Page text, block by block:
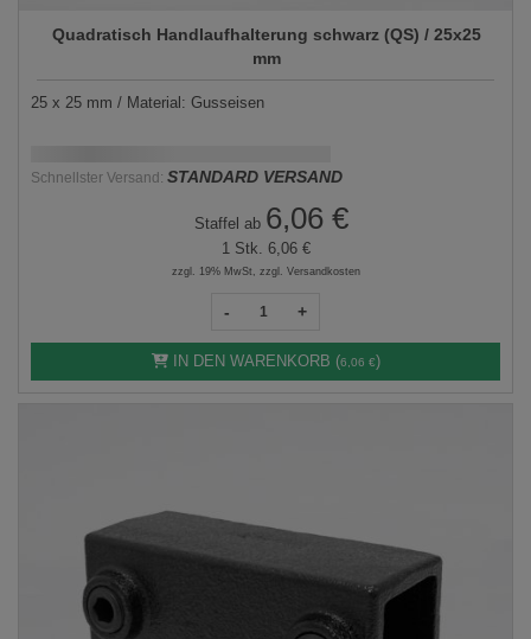
Quadratisch Handlaufhalterung schwarz (QS) / 25x25
mm
25 x 25 mm / Material: Gusseisen
Schnellster Versand: STANDARD VERSAND
Staffel ab 6,06 €
1 Stk. 6,06 €
zzgl. 19% MwSt, zzgl. Versandkosten
- +
IN DEN WARENKORB (6,06 €)